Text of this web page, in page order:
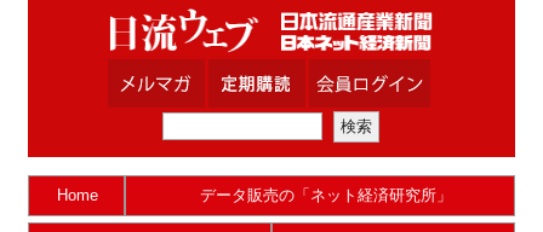
Home データ販売の「ネット経済研究所」